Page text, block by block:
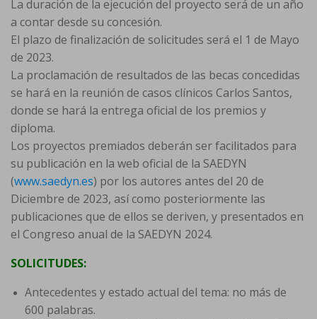
La duración de la ejecución del proyecto será de un año
a contar desde su concesión.
El plazo de finalización de solicitudes será el 1 de Mayo
de 2023.
La proclamación de resultados de las becas concedidas
se hará en la reunión de casos clínicos Carlos Santos,
donde se hará la entrega oficial de los premios y
diploma.
Los proyectos premiados deberán ser facilitados para
su publicación en la web oficial de la SAEDYN
(www.saedyn.es) por los autores antes del 20 de
Diciembre de 2023, así como posteriormente las
publicaciones que de ellos se deriven, y presentados en
el Congreso anual de la SAEDYN 2024.
SOLICITUDES:
Antecedentes y estado actual del tema: no más de
600 palabras.